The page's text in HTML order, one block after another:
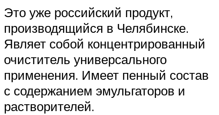
Это уже российский продукт,
производящийся в Челябинске.
Являет собой концентрированный
очиститель универсального
применения. Имеет пенный состав
с содержанием эмульгаторов и
растворителей.